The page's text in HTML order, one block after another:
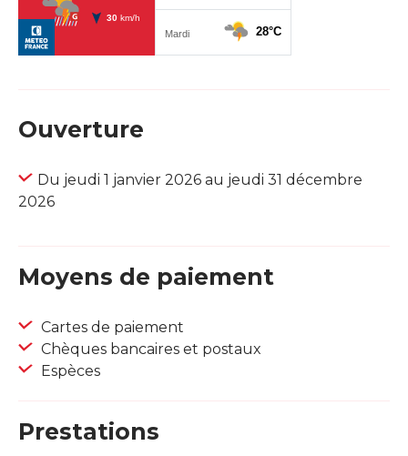
Ouverture
Du jeudi 1 janvier 2026 au jeudi 31 décembre
2026
Moyens de paiement
Cartes de paiement
Chèques bancaires et postaux
Espèces
Prestations